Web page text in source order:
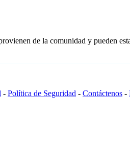
de la comunidad y pueden
- Política de Seguridad - Contáctenos -